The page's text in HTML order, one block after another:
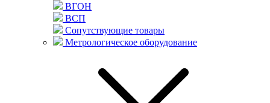
ВГОН
ВСП
Сопутствующие товары
Метрологическое оборудование